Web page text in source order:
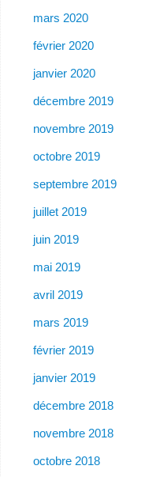
mars 2020
février 2020
janvier 2020
décembre 2019
novembre 2019
octobre 2019
septembre 2019
juillet 2019
juin 2019
mai 2019
avril 2019
mars 2019
février 2019
janvier 2019
décembre 2018
novembre 2018
octobre 2018